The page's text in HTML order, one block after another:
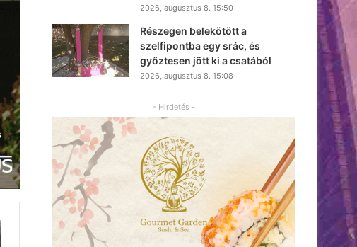
2026, augusztus 8. 15:50
Részegen belekötött a
szelfipontba egy srác, és
győztesen jött ki a csatából
2026, augusztus 8. 15:08
- Hirdetés -